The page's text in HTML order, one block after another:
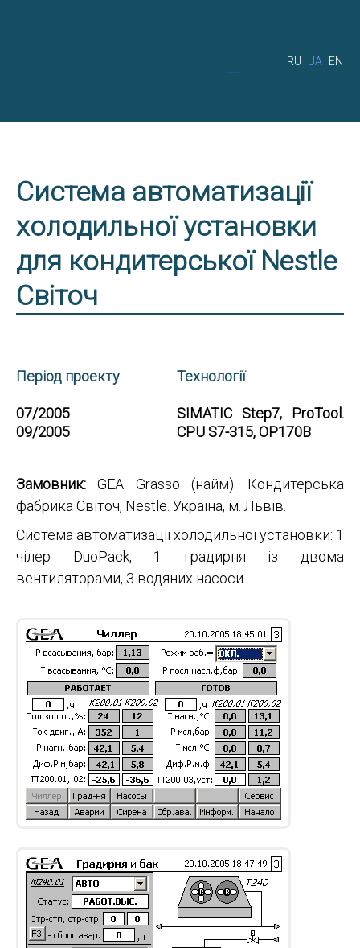
RU UA EN
Система автоматизації
холодильної установки
для кондитерської Nestle
Світоч
Період проекту
07/2005
09/2005
Технології
SIMATIC Step7, ProTool.
CPU S7-315, OP170B
Замовник: GEA Grasso (найм). Кондитерська
фабрика Світоч, Nestle. Україна, м. Львів.
Cистема автоматизації холодильної установки: 1
чілер DuoPack, 1 градирня із двома
вентиляторами, 3 водяних насоси.